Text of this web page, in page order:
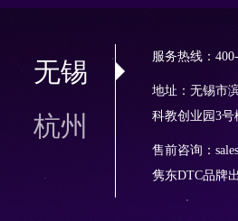
无锡
杭州
服务热线：
地址：无锡市
科教创业园3号
售前咨询：
隽东DTC品牌